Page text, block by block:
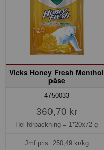
Vicks Honey Fresh Menthol
påse
4750033
360,70 kr
Hel förpackning = 1*20x72 g
Jmf.pris: 250,49kr/kg